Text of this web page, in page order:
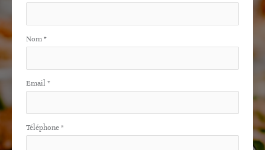
avec
téléphone
Nom*
Email *
Téléphone*